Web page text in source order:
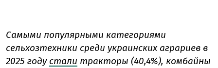
Самыми популярными категориями
сельхозтехники среди украинских аграриев в
2025 году стали тракторы (40,4%), комбайны